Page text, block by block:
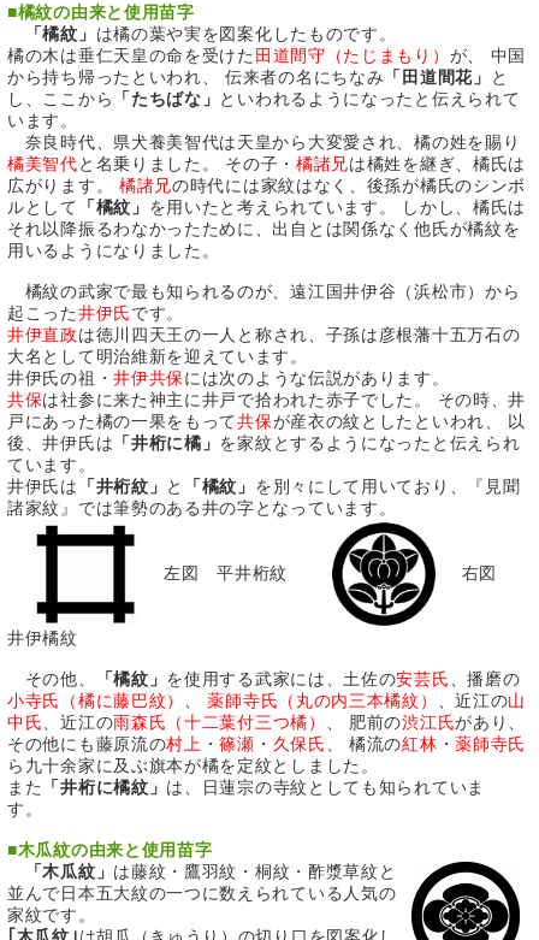
■橘紋の由来と使用苗字
「橘紋」 は橘の葉や実を図案化したものです。
橘の木は垂仁天皇の命を受けた 田道間守（たじまもり） が、 中国
から持ち帰ったといわれ、 伝来者の名にちなみ 「田道間花」
と
し、ここから
「たちばな」 といわれるようになったと伝えられて
います。
奈良時代、県犬養美智代は天皇から大変愛され、橘の姓を賜り
橘美智代と名乗りました。 その子・ 橘諸兄は橘姓を継ぎ、橘氏は
広がります。 橘諸兄の時代には家紋はなく、後孫が橘氏のシンボ
ルとして
「橘紋」 を用いたと考えられています。 しかし、橘氏は
それ以降振るわなかったために、出自とは関係なく他氏が橘紋を
用いるようになりました。
橘紋の武家で最も知られるのが、遠江国井伊谷（浜松市）から
起こった井伊氏です。
井伊直政は徳川四天王の一人と称され、子孫は彦根藩十五万石の
大名として明治維新を迎えています。
井伊氏の祖・井伊共保には次のような伝説があります。
共保は社参に来た神主に井戸で拾われた赤子でした。 その時、井
戸にあった橘の一果をもって共保が産衣の紋としたといわれ、 以
後、井伊氏は 「井桁に橘」 を家紋とするようになったと伝えられ
ています。
井伊氏は
「井桁紋」 と 「橘紋」 を別々にして用いており、『見聞
諸家紋』では筆勢のある井の字となっています。
左図 平井桁紋 右図
井伊橘紋
その他、 「橘紋」 を使用する武家には、土佐の安芸氏 、播磨の
小寺氏（橘に藤巴紋）
、薬師寺氏（丸の内三本橘紋） 、近江の山
中氏 、近江の雨森氏（十二葉付三つ橘） 、 肥前の渋江氏があり、
その他にも藤原流の村上 ・篠瀬 ・ 久保氏 、 橘流の紅林 ・薬師寺氏
ら九十余家に及ぶ旗本が橘を定紋としました。
また
「井桁に橘紋」 は、日蓮宗の寺紋としても知られていま
す。
■木瓜紋の由来と使用苗字
「木瓜紋」 は藤紋・鷹羽紋・桐紋・酢漿草紋と
並んで日本五大紋の一つに数えられている人気の
家紋です。